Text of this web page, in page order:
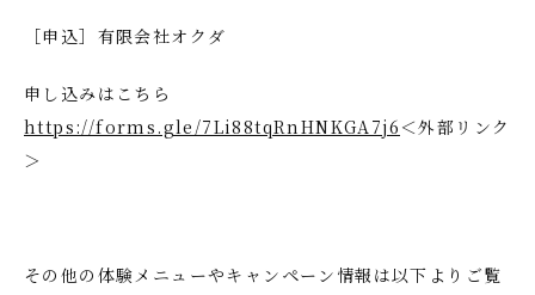
［申込］有限会社オクダ
申し込みはこちら
https://forms.gle/7Li88tqRnHNKGA7j6 ＜外部リンク
＞
その他の体験メニューやキャンペーン情報は以下よりご覧